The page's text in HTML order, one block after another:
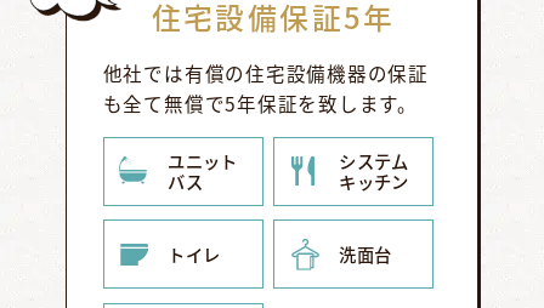
住宅設備保証5年
他社では有償の住宅設備機器の保証
も全て無償で5年保証を致します。
ユニット
バス
システム
キッチン
トイレ 洗面台